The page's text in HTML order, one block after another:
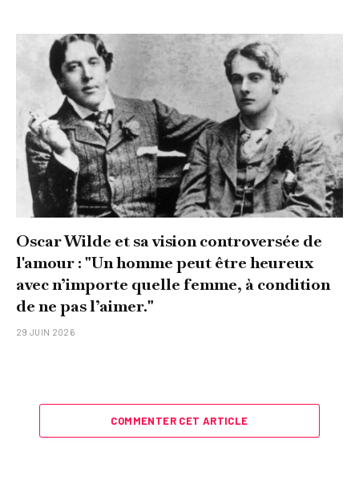
Oscar Wilde et sa vision controversée de
l'amour : "Un homme peut être heureux
avec n’importe quelle femme, à condition
de ne pas l’aimer."
29 JUIN 2026
COMMENTER CET ARTICLE